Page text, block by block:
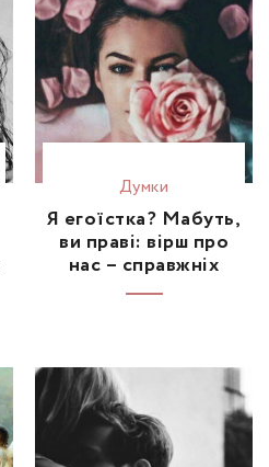
Думки
Я егоїстка? Мабуть,
ви праві: вірш про
нас – справжніх